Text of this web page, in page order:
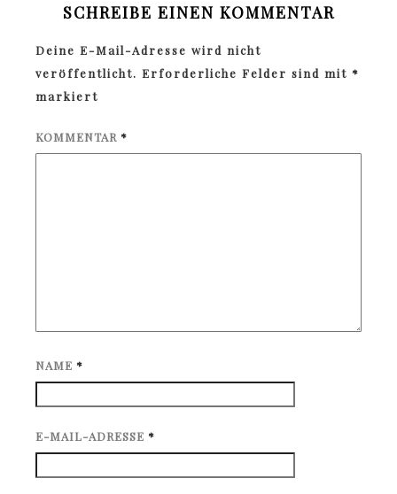
SCHREIBE EINEN KOMMENTAR
Deine E-Mail-Adresse wird nicht
veröffentlicht. Erforderliche Felder sind mit *
markiert
KOMMENTAR *
NAME *
E-MAIL-ADRESSE *